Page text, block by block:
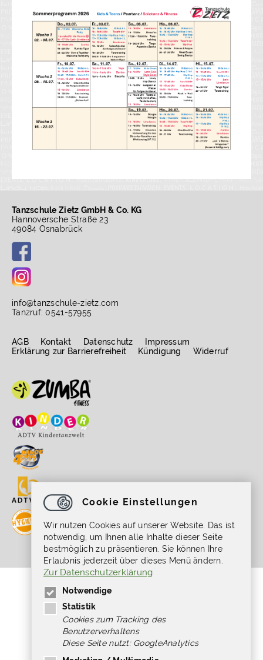
Tanzschule Zietz GmbH & Co. KG
Hannoversche Straße 23
49084 Osnabrück
info@tanzschule-zietz.com
Tanzruf: 0541-57955
AGB Kontakt Datenschutz
Impressum
Erklärung zur Barrierefreiheit
Kündigung Widerruf
Gefördert durch die Beauftragte der
Bundesregierung für Kultur und Medien im
Programm NEUSTART KULTUR, [Hilfsprogramm
DIS-TANZEN/ tanz:digital/ DIS-TANZ-START]
des Dachverband Tanz Deutschland.
Cookie Einstellungen
Wir nutzen Cookies auf unserer Website. Das ist
notwendig, um Ihnen alle Inhalte dieser Seite
bestmöglich zu präsentieren. Sie können Ihre
Erlaubnis jederzeit über dieses Menü ändern.
Zur Datenschutzerklärung
Notwendige
Statistik
Cookies zum Tracking des
Benutzerverhaltens
Diese Seite nutzt: GoogleAnalytics